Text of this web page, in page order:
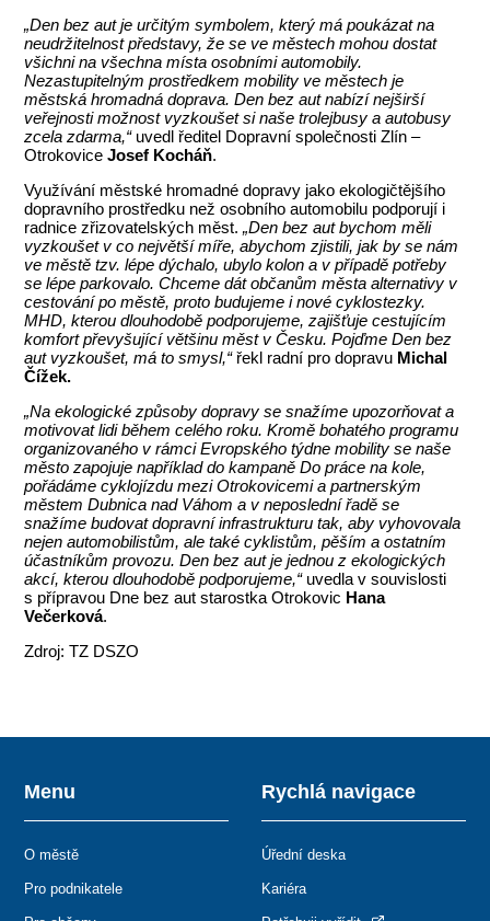
„Den bez aut je určitým symbolem, který má poukázat na
neudržitelnost představy, že se ve městech mohou dostat
všichni na všechna místa osobními automobily.
Nezastupitelným prostředkem mobility ve městech je
městská hromadná doprava. Den bez aut nabízí nejširší
veřejnosti možnost vyzkoušet si naše trolejbusy a autobusy
zcela zdarma,“uvedl ředitel Dopravní společnosti Zlín –
OtrokoviceJosef Kocháň.
Využívání městské hromadné dopravy jako ekologičtějšího
dopravního prostředku než osobního automobilu podporují i
radnice zřizovatelských měst.„Den bez aut bychom měli
vyzkoušet v co největší míře, abychom zjistili, jak by se nám
ve městě tzv. lépe dýchalo, ubylo kolon a v případě potřeby
se lépe parkovalo. Chceme dát občanům města alternativy v
cestování po městě, proto budujeme i nové cyklostezky.
MHD, kterou dlouhodobě podporujeme, zajišťuje cestujícím
komfort převyšující většinu měst v Česku. Pojďme Den bez
aut vyzkoušet, má to smysl,“řekl radní pro dopravu Michal
Čížek.
„Na ekologické způsoby dopravy se snažíme upozorňovat a
motivovat lidi během celého roku. Kromě bohatého programu
organizovaného v rámci Evropského týdne mobility se naše
město zapojuje například do kampaně Do práce na kole,
pořádáme cyklojízdu mezi Otrokovicemi a partnerským
městem Dubnica nad Váhom a v neposlední řadě se
snažíme budovat dopravní infrastrukturu tak, aby vyhovovala
nejen automobilistům, ale také cyklistům, pěším a ostatním
účastníkům provozu. Den bez aut je jednou z ekologických
akcí, kterou dlouhodobě podporujeme,“uvedla v souvislosti
s přípravou Dne bez aut starostka Otrokovic Hana
Večerková.
Zdroj: TZ DSZO
Menu
O městě
Pro podnikatele
Rychlá navigace
Úřední deska
Kariéra